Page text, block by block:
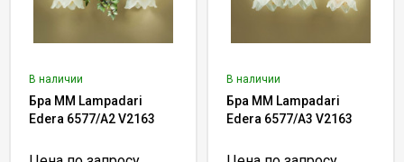
В наличии
Бра MM Lampadari
Edera 6577/A2 V2163
В наличии
Бра MM Lampadari
Edera 6577/A3 V2163